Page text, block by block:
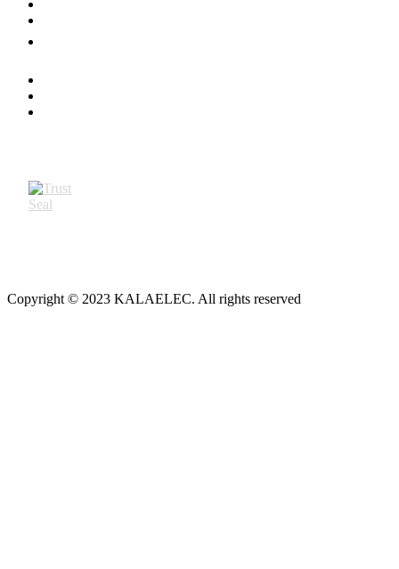
Copyright © 2023 KALAELEC. All rights reserved